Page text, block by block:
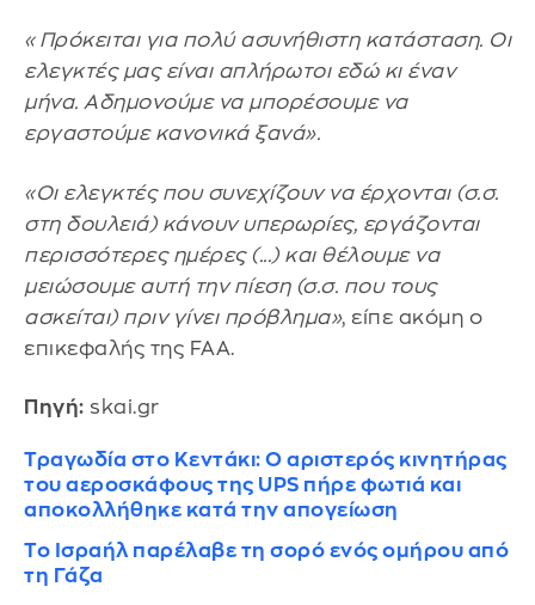
«Πρόκειται για πολύ ασυνήθιστη κατάσταση. Οι
ελεγκτές μας είναι απλήρωτοι εδώ κι έναν
μήνα. Αδημονούμε να μπορέσουμε να
εργαστούμε κανονικά ξανά».
«Οι ελεγκτές που συνεχίζουν να έρχονται (σ.σ.
στη δουλειά) κάνουν υπερωρίες, εργάζονται
περισσότερες ημέρες (...) και θέλουμε να
μειώσουμε αυτή την πίεση (σ.σ. που τους
ασκείται) πριν γίνει πρόβλημα», είπε ακόμη ο
επικεφαλής της FAA.
Πηγή: skai.gr
Τραγωδία στο Κεντάκι: Ο αριστερός κινητήρας
του αεροσκάφους της UPS πήρε φωτιά και
αποκολλήθηκε κατά την απογείωση
Το Ισραήλ παρέλαβε τη σορό ενός ομήρου από
τη Γάζα